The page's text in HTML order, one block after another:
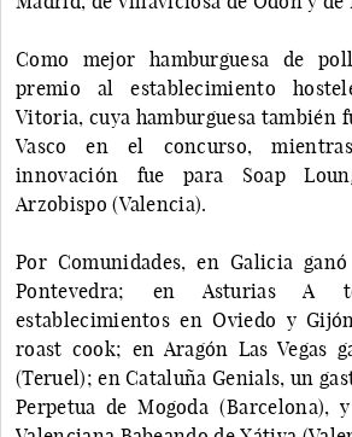
Como mejor hamburguesa de
premio al establecimiento
Vitoria, cuya hamburguesa también
Vasco en el concurso,
innovación fue para Soap
Arzobispo (Valencia).
Por Comunidades, en Galicia
Pontevedra; en Asturias A
establecimientos en Oviedo y
roast cook; en Aragón Las Vegas
(Teruel); en Cataluña Genials, un
Perpetua de Mogoda (Barcelona),